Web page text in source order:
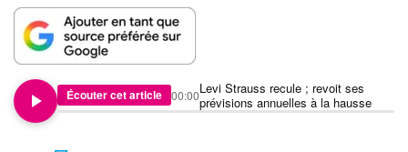
Écouter cet article
Levi Strauss recule ; revoit ses
prévisions annuelles à la hausse
00:00